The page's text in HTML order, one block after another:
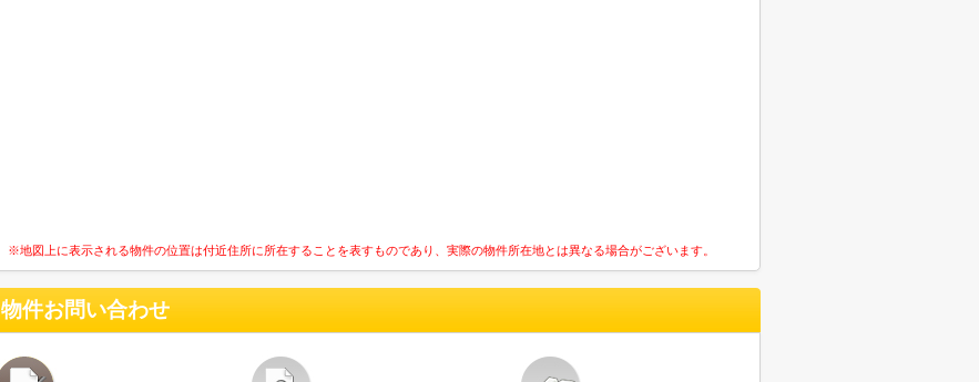
※地図上に表示される物件の位置は付近住所に所在することを表すものであり、実際の物件所在地とは異なる場合がございます。
物件お問い合わせ